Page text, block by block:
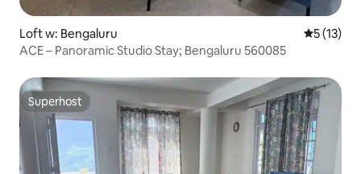
Loft w: Bengaluru Średnia
5 (13)
ACE – Panoramic Studio Stay; Bengaluru 560085
Superhost
Superhost